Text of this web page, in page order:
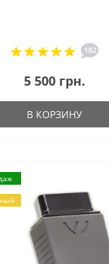
182
5 500 грн.
В КОРЗИНУ